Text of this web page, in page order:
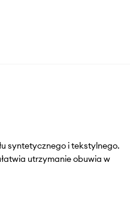
syntetycznego i tekstylnego.
utrzymanie obuwia w